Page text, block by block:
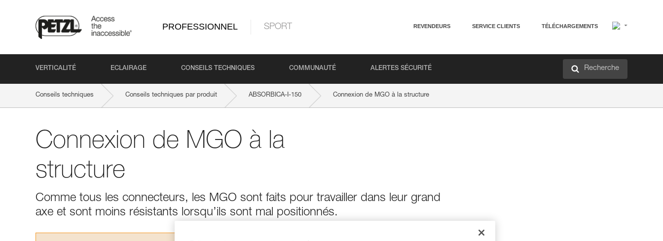
PROFESSIONNEL SPORT REVENDEURS SERVICE CLIENTS TÉLÉCHARGEMENTS
VERTICALITÉ ECLAIRAGE CONSEILS TECHNIQUES COMMUNAUTÉ ALERTES SÉCURITÉ Recherche
Conseils techniques Conseils techniques par produit ABSORBICA-I-150 Connexion de MGO à la structure
Connexion de MGO à la
structure
Comme tous les connecteurs, les MGO sont faits pour travailler dans leur grand
axe et sont moins résistants lorsqu’ils sont mal positionnés.